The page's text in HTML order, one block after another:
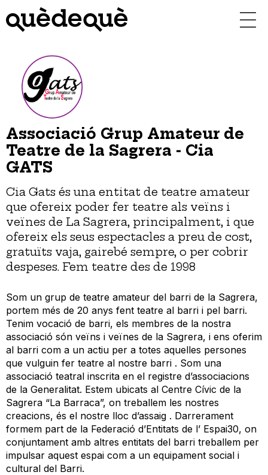
contingut
Associació Grup Amateur de
Teatre de la Sagrera - Cia
GATS
Cia Gats és una entitat de teatre amateur
que ofereix poder fer teatre als veïns i
veïnes de La Sagrera, principalment, i que
ofereix els seus espectacles a preu de cost,
gratuïts vaja, gairebé sempre, o per cobrir
despeses. Fem teatre des de 1998
Som un grup de teatre amateur del barri de la Sagrera,
portem més de 20 anys fent teatre al barri i pel barri.
Tenim vocació de barri, els membres de la nostra
associació són veïns i veïnes de la Sagrera, i ens oferim
al barri com a un actiu per a totes aquelles persones
que vulguin fer teatre al nostre barri . Som una
associació teatral inscrita en el registre d’associacions
de la Generalitat. Estem ubicats al Centre Cívic de la
Sagrera “La Barraca”, on treballem les nostres
creacions, és el nostre lloc d’assaig . Darrerament
formem part de la Federació d’Entitats de l’ Espai30, on
conjuntament amb altres entitats del barri treballem per
impulsar aquest espai com a un equipament social i
cultural del Barri.